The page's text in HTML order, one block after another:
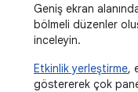
Geniş ekran
bölmeli düzenler
inceleyin.
Etkinlik yerleştirme,
göstererek çok